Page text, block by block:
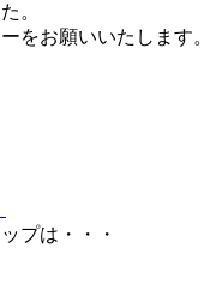
。
をお願いいたします。
プは・・・